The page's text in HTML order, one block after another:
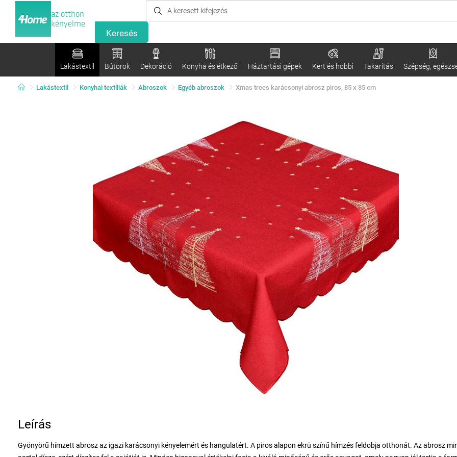
az otthon
kényelme
Lakástextil Bútorok Dekoráció Konyha és étkező Háztartási gépek Kert és hobbi Takarítás Szépség,
Lakástextil Konyhai textíliák Abroszok Egyéb abroszok Xmas trees karácsonyi abrosz piros, 85 x 85 cm
Leírás
Gyönyörű hímzett abrosz az igazi karácsonyi kényelemért és hangulatért. A piros alapon ekrü színű hímzés feldobja otthonát. Az abrosz